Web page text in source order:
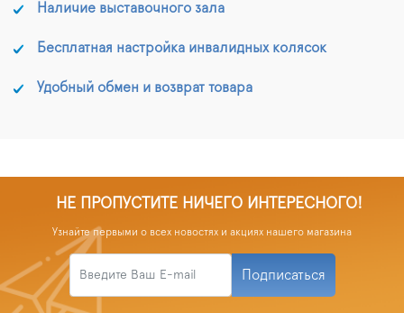
Наличие выставочного зала
Бесплатная настройка инвалидных колясок
Удобный обмен и возврат товара
НЕ ПРОПУСТИТЕ НИЧЕГО ИНТЕРЕСНОГО!
Узнайте первыми о всех новостях и акциях нашего магазина
Подписаться